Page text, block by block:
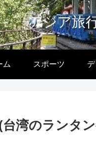
アジア旅
ム スポーツ
湾のランタ